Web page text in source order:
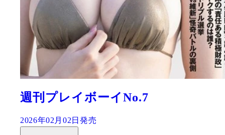
週刊プレイボーイNo.7
2026年02月02日発売